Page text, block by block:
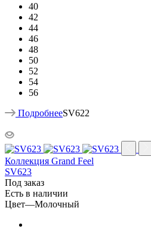
40
42
44
46
48
50
52
54
56
ПодробнееSV622
Коллекция Grand Feel
SV623
Под заказ
Есть в наличии
Цвет—Молочный